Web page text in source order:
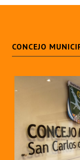
CONCEJO